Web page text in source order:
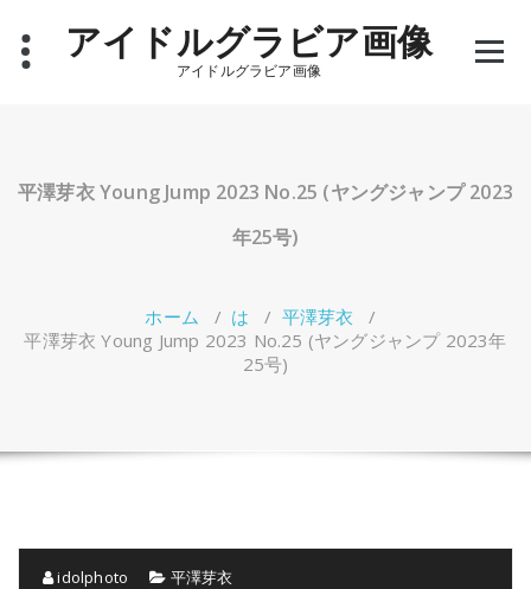
アイドルグラビア画像
アイドルグラビア画像
平澤芽衣 Young Jump 2023 No.25 (ヤングジャンプ 2023
年25号)
ホーム / は / 平澤芽衣 /
平澤芽衣 Young Jump 2023 No.25 (ヤングジャンプ 2023年
25号)
idolphoto 平澤芽衣